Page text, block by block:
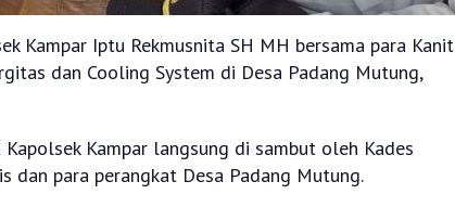
Kampar Iptu Rekmusnita SH MH bersama para Kanit
dan Cooling System di Desa Padang Mutung,
Kampar langsung di sambut oleh Kades
dan para perangkat Desa Padang Mutung.